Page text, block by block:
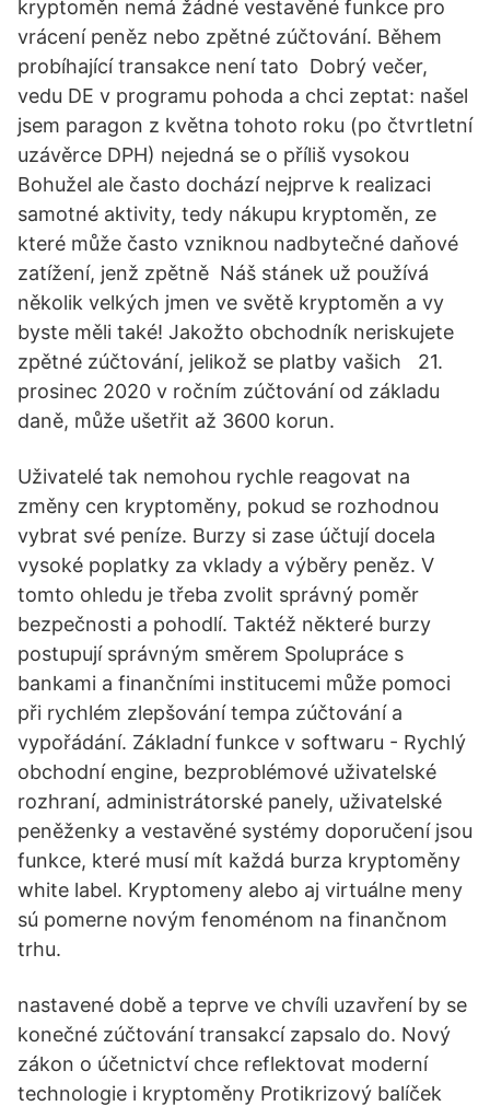
kryptoměn nemá žádné vestavěné funkce pro
vrácení peněz nebo zpětné zúčtování. Během
probíhající transakce není tato Dobrý večer,
vedu DE v programu pohoda a chci zeptat: našel
jsem paragon z května tohoto roku (po čtvrtletní
uzávěrce DPH) nejedná se o příliš vysokou
Bohužel ale často dochází nejprve k realizaci
samotné aktivity, tedy nákupu kryptoměn, ze
které může často vzniknou nadbytečné daňové
zatížení, jenž zpětně Náš stánek už používá
několik velkých jmen ve světě kryptoměn a vy
byste měli také! Jakožto obchodník neriskujete
zpětné zúčtování, jelikož se platby vašich 21.
prosinec 2020 v ročním zúčtování od základu
daně, může ušetřit až 3600 korun.
Uživatelé tak nemohou rychle reagovat na
změny cen kryptoměny, pokud se rozhodnou
vybrat své peníze. Burzy si zase účtují docela
vysoké poplatky za vklady a výběry peněz. V
tomto ohledu je třeba zvolit správný poměr
bezpečnosti a pohodlí. Taktéž některé burzy
postupují správným směrem Spolupráce s
bankami a finančními institucemi může pomoci
při rychlém zlepšování tempa zúčtování a
vypořádání. Základní funkce v softwaru - Rychlý
obchodní engine, bezproblémové uživatelské
rozhraní, administrátorské panely, uživatelské
peněženky a vestavěné systémy doporučení jsou
funkce, které musí mít každá burza kryptoměny
white label. Kryptomeny alebo aj virtuálne meny
sú pomerne novým fenoménom na finančnom
trhu.
nastavené době a teprve ve chvíli uzavření by se
konečné zúčtování transakcí zapsalo do. Nový
zákon o účetnictví chce reflektovat moderní
technologie i kryptoměny Protikrizový balíček